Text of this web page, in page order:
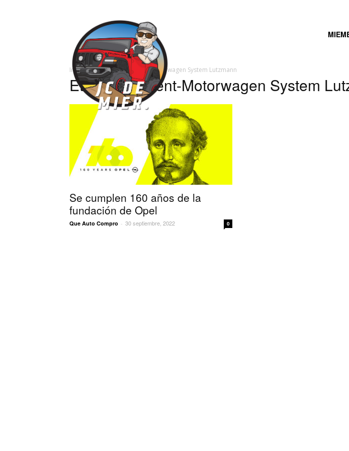
Carlos
Inicio Etiquetas Patent-Motorwagen System Lutzmann
Etiqueta: Patent-Motorwagen System
Se cumplen 160 años de la
fundación de Opel
Que Auto Compro - 30 septiembre, 2022 0